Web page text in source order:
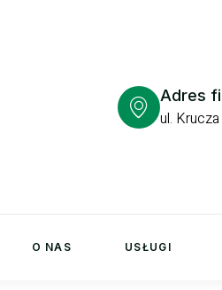
Adres
ul.
O NAS USŁUGI